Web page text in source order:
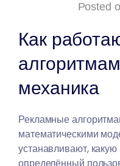
Posted
Как
механика
Рекламные
математическими
устанавливают,